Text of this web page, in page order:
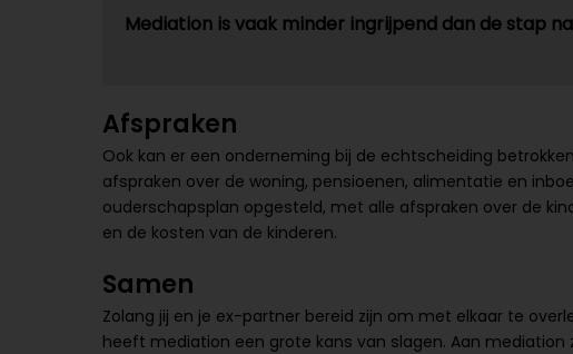
Mediation is vaak minder ingrijpend dan de stap
Afspraken
Ook kan er een onderneming bij de echtscheiding
afspraken over de woning, pensioenen, alimentatie en
ouderschapsplan opgesteld, met alle afspraken over de
en de kosten van de kinderen.
Samen
Zolang jij en je ex-partner bereid zijn om met elkaar te
heeft mediation een grote kans van slagen. Aan